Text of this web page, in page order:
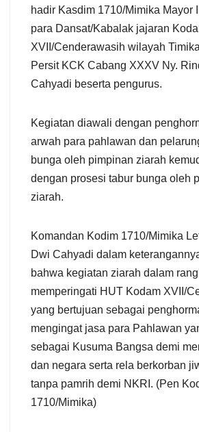
hadir Kasdim 1710/Mimika Mayor
para Dansat/Kabalak jajaran
XVII/Cenderawasih wilayah
Persit KCK Cabang XXXV Ny.
Cahyadi beserta pengurus.
Kegiatan diawali dengan
arwah para pahlawan dan
bunga oleh pimpinan ziarah
dengan prosesi tabur bunga oleh
ziarah.
Komandan Kodim 1710/Mimika
Dwi Cahyadi dalam
bahwa kegiatan ziarah dalam
memperingati HUT Kodam XVII/
yang bertujuan sebagai
mengingat jasa para Pahlawan
sebagai Kusuma Bangsa demi
dan negara serta rela berkorban
tanpa pamrih demi NKRI. (Pen
1710/Mimika)